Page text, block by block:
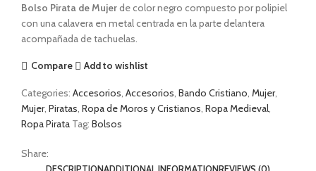
Bolso Pirata de Mujerde color negro compuesto por polipiel
con una calavera en metal centrada en la parte delantera
acompañada de tachuelas.
Compare Add to wishlist
Categories: Accesorios Accesorios Bando Cristiano Mujer,
Mujer, Piratas Ropa de Moros y Cristianos Ropa Medieval
Ropa Pirata Tag: Bolsos
Share:
DESCRIPTIONADDITIONAL INFORMATIONREVIEWS (0)